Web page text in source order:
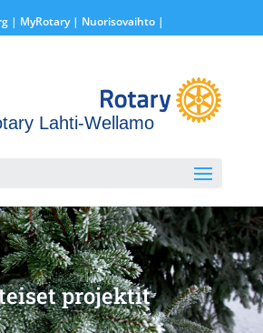
| MyRotary | Nuorisovaihto|
Lahti-Wellamo
projektit